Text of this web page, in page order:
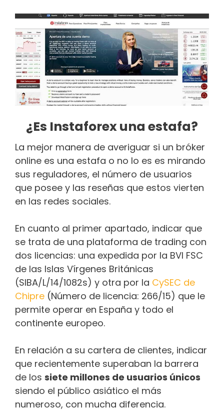
¿Es Instaforex una estafa?
La mejor manera de averiguar si un bróker
online es una estafa o no lo es es mirando
sus reguladores, el número de usuarios
que posee y las reseñas que estos vierten
en las redes sociales.
En cuanto al primer apartado, indicar que
se trata de una plataforma de trading con
dos licencias: una expedida por la BVI FSC
de las Islas Vírgenes Británicas
(SIBA/L/14/1082s) y otra por la CySEC de
Chipre (Número de licencia: 266/15) que le
permite operar en España y todo el
continente europeo.
En relación a su cartera de clientes, indicar
que recientemente superaban la barrera
de los siete millones de usuarios únicos
siendo el público asiático el más
numeroso, con mucha diferencia.